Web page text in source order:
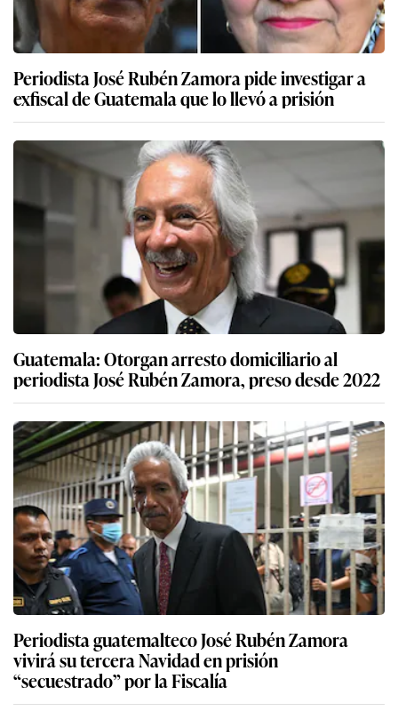
Periodista José Rubén Zamora pide investigar a
exfiscal de Guatemala que lo llevó a prisión
Guatemala: Otorgan arresto domiciliario al
periodista José Rubén Zamora, preso desde 2022
Periodista guatemalteco José Rubén Zamora
vivirá su tercera Navidad en prisión
“secuestrado” por la Fiscalía